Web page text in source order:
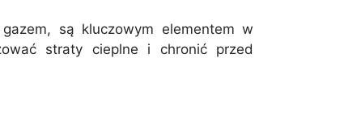
są kluczowym elementem w
straty cieplne i chronić przed